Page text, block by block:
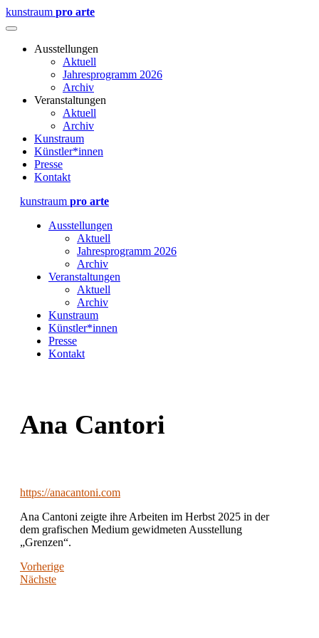
kunstraum pro arte
Ausstellungen
Aktuell
Jahresprogramm 2026
Archiv
Veranstaltungen
Aktuell
Archiv
Kunstraum
Künstler*innen
Presse
Kontakt
kunstraum pro arte
Ausstellungen
Aktuell
Jahresprogramm 2026
Archiv
Veranstaltungen
Aktuell
Archiv
Kunstraum
Künstler*innen
Presse
Kontakt
Ana Cantori
https://anacantoni.com
Ana Cantoni zeigte ihre Arbeiten im Herbst 2025 in der
dem grafischen Medium gewidmeten Ausstellung
„Grenzen“.
Vorherige
Nächste